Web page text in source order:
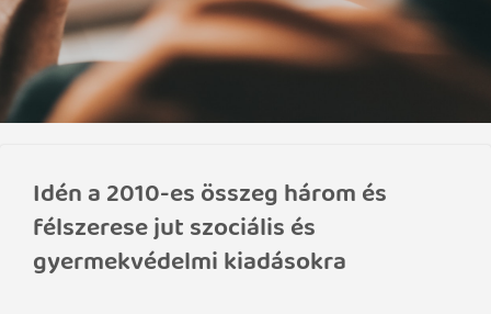
Idén a 2010-es összeg három és
félszerese jut szociális és
gyermekvédelmi kiadásokra